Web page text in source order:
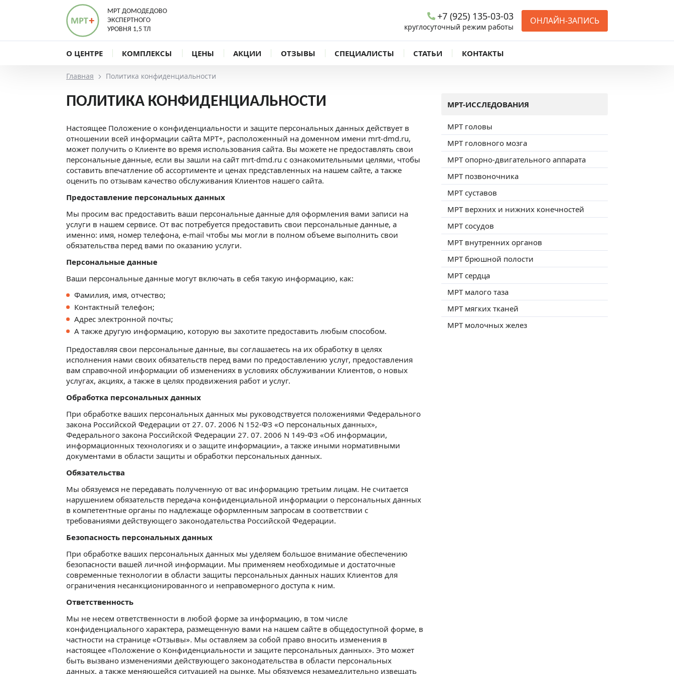
МРТ ДОМОДЕДОВО
ЭКСПЕРТНОГО
УРОВНЯ 1,5 ТЛ
+7 (925) 135-03-03
круглосуточный режим работы
ОНЛАЙН-ЗАПИСЬ
О ЦЕНТРЕ КОМПЛЕКСЫ ЦЕНЫ АКЦИИ ОТЗЫВЫ СПЕЦИАЛИСТЫ СТАТЬИ КОНТАКТЫ
Главная Политика конфиденциальности
ПОЛИТИКА КОНФИДЕНЦИАЛЬНОСТИ
Настоящее Положение о конфиденциальности и защите персональных данных действует в
отношении всей информации сайта МРТ+, расположенный на доменном имени mrt-dmd.ru,
может получить о Клиенте во время использования сайта. Вы можете не предоставлять свои
персональные данные, если вы зашли на сайт mrt-dmd.ru с ознакомительными целями, чтобы
составить впечатление об ассортименте и ценах представленных на нашем сайте, а также
оценить по отзывам качество обслуживания Клиентов нашего сайта.
Предоставление персональных данных
Мы просим вас предоставить ваши персональные данные для оформления вами записи на
услуги в нашем сервисе. От вас потребуется предоставить свои персональные данные, а
именно: имя, номер телефона, e-mail чтобы мы могли в полном объеме выполнить свои
обязательства перед вами по оказанию услуги.
Персональные данные
Ваши персональные данные могут включать в себя такую информацию, как:
Фамилия, имя, отчество;
Контактный телефон;
Адрес электронной почты;
А также другую информацию, которую вы захотите предоставить любым способом.
Предоставляя свои персональные данные, вы соглашаетесь на их обработку в целях
исполнения нами своих обязательств перед вами по предоставлению услуг, предоставления
вам справочной информации об изменениях в условиях обслуживании Клиентов, о новых
услугах, акциях, а также в целях продвижения работ и услуг.
Обработка персональных данных
При обработке ваших персональных данных мы руководствуется положениями Федерального
закона Российской Федерации от 27. 07. 2006 N 152-ФЗ «О персональных данных»,
Федерального закона Российской Федерации 27. 07. 2006 N 149-ФЗ «Об информации,
информационных технологиях и о защите информации», а также иными нормативными
документами в области защиты и обработки персональных данных.
Обязательства
Мы обязуемся не передавать полученную от вас информацию третьим лицам. Не считается
нарушением обязательств передача конфиденциальной информации о персональных данных
в компетентные органы по надлежаще оформленным запросам в соответствии с
требованиями действующего законодательства Российской Федерации.
Безопасность персональных данных
При обработке ваших персональных данных мы уделяем большое внимание обеспечению
безопасности вашей личной информации. Мы применяем необходимые и достаточные
современные технологии в области защиты персональных данных наших Клиентов для
ограничения несанкционированного и неправомерного доступа к ним.
Ответственность
Мы не несем ответственности в любой форме за информацию, в том числе
конфиденциального характера, размещенную вами на нашем сайте в общедоступной форме, в
частности на странице «Отзывы». Мы оставляем за собой право вносить изменения в
настоящее «Положение о Конфиденциальности и защите персональных данных». Это может
быть вызвано изменениями действующего законодательства в области персональных
данных, а также меняющейся ситуацией на рынке. Мы обязуемся незамедлительно извещать
МРТ-ИССЛЕДОВАНИЯ
МРТ головы
МРТ головного мозга
МРТ опорно-двигательного аппарата
МРТ позвоночника
МРТ суставов
МРТ верхних и нижних конечностей
МРТ сосудов
МРТ внутренних органов
МРТ брюшной полости
МРТ сердца
МРТ малого таза
МРТ мягких тканей
МРТ молочных желез